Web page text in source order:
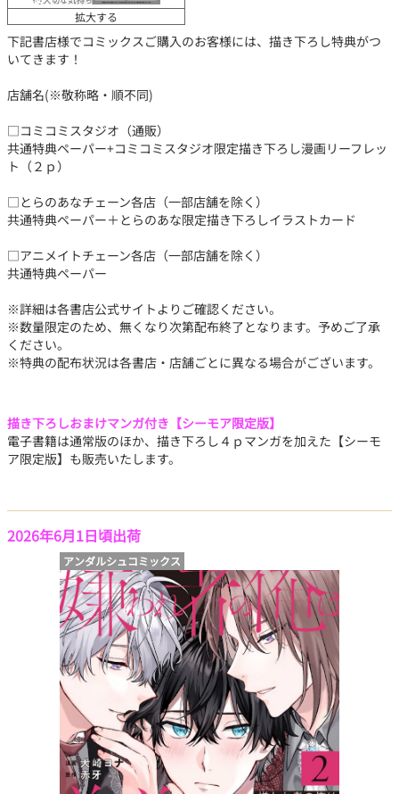
拡大する
下記書店様でコミックスご購入のお客様には、描き下ろし特典がつ
いてきます！
店舗名(※敬称略・順不同)
□コミコミスタジオ（通販）
共通特典ペーパー+コミコミスタジオ限定描き下ろし漫画リーフレッ
ト（２ｐ）
□とらのあなチェーン各店（一部店舗を除く）
共通特典ペーパー＋とらのあな限定描き下ろしイラストカード
□アニメイトチェーン各店（一部店舗を除く）
共通特典ペーパー
※詳細は各書店公式サイトよりご確認ください。
※数量限定のため、無くなり次第配布終了となります。予めご了承
ください。
※特典の配布状況は各書店・店舗ごとに異なる場合がございます。
描き下ろしおまけマンガ付き【シーモア限定版】
電子書籍は通常版のほか、描き下ろし４ｐマンガを加えた【シーモ
ア限定版】も販売いたします。
2026年6月1日頃出荷
アンダルシュコミックス